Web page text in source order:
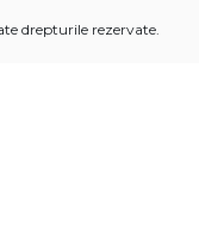
drepturile rezervate.